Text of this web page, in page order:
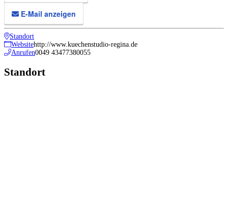
E-Mail anzeigen
Standort
Websitehttp://www.kuechenstudio-regina.de
Anrufen0049 43477380055
Standort